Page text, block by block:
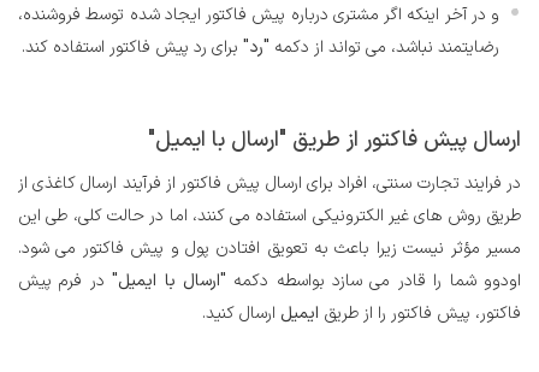
و در آخر اینکه اگر مشتری درباره پیش فاکتور ایجاد شده توسط فروشنده،
رضایتمند نباشد، می تواند از دکمه "رد" برای رد پیش فاکتور استفاده کند.
ارسال پیش فاکتور از طریق "ارسال با ایمیل"
در فرایند تجارت سنتی، افراد برای ارسال پیش فاکتور از فرآیند ارسال کاغذی از
طریق روش های غیر الکترونیکی استفاده می کنند، اما در حالت کلی، طی این
مسیر مؤثر نیست زیرا باعث به تعویق افتادن پول و پیش فاکتور می شود.
اودوو شما را قادر می سازد بواسطه دکمه "ارسال با ایمیل" در فرم پیش
فاکتور، پیش فاکتور را از طریق ایمیل ارسال کنید.